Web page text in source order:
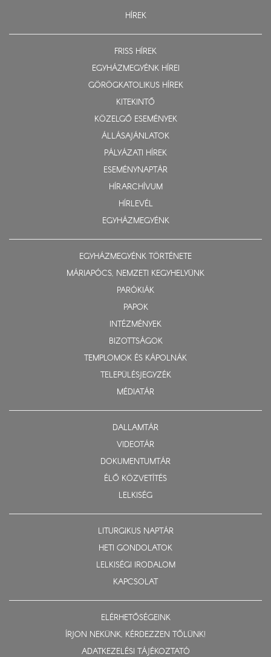
HÍREK
FRISS HÍREK
EGYHÁZMEGYÉNK HÍREI
GÖRÖGKATOLIKUS HÍREK
KITEKINTŐ
KÖZELGŐ ESEMÉNYEK
ÁLLÁSAJÁNLATOK
PÁLYÁZATI HÍREK
ESEMÉNYNAPTÁR
HÍRARCHÍVUM
HÍRLEVÉL
EGYHÁZMEGYÉNK
EGYHÁZMEGYÉNK TÖRTÉNETE
MÁRIAPÓCS, NEMZETI KEGYHELYÜNK
PARÓKIÁK
PAPOK
INTÉZMÉNYEK
BIZOTTSÁGOK
TEMPLOMOK ÉS KÁPOLNÁK
TELEPÜLÉSJEGYZÉK
MÉDIATÁR
DALLAMTÁR
VIDEOTÁR
DOKUMENTUMTÁR
ÉLŐ KÖZVETÍTÉS
LELKISÉG
LITURGIKUS NAPTÁR
HETI GONDOLATOK
LELKISÉGI IRODALOM
KAPCSOLAT
ELÉRHETŐSÉGEINK
ÍRJON NEKÜNK, KÉRDEZZEN TŐLÜNK!
ADATKEZELÉSI TÁJÉKOZTATÓ